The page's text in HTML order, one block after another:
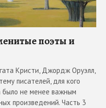
поэты и
Кристи, Джордж Оруэлл,
писателей, для кого
было не менее важным
произведений. Часть 3